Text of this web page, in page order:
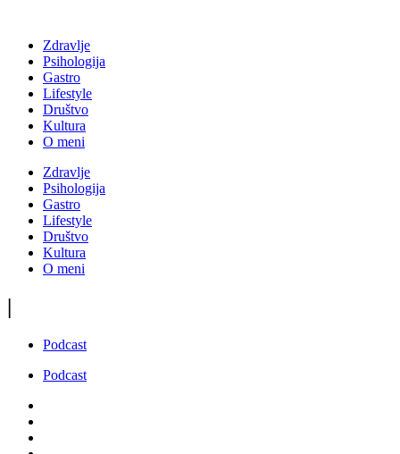
Zdravlje
Psihologija
Gastro
Lifestyle
Društvo
Kultura
O meni
Zdravlje
Psihologija
Gastro
Lifestyle
Društvo
Kultura
O meni
|
Podcast
Podcast